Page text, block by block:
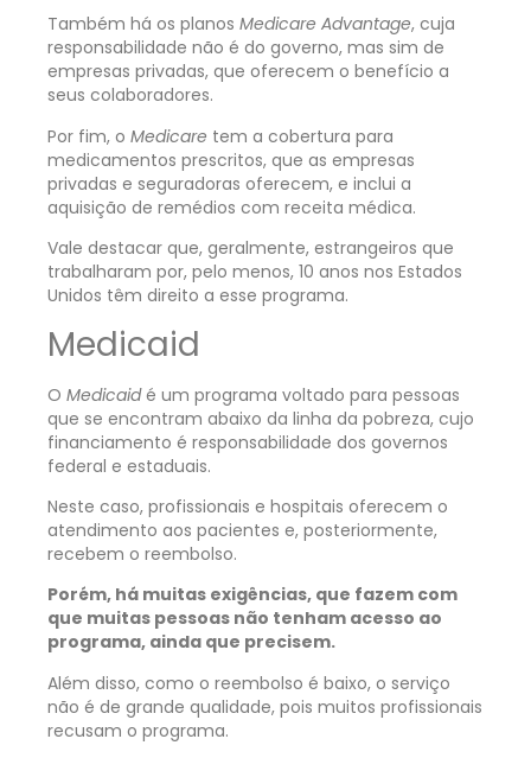
Também há os planos Medicare Advantage, cuja
responsabilidade não é do governo, mas sim de
empresas privadas, que oferecem o benefício a
seus colaboradores.
Por fim, o Medicare tem a cobertura para
medicamentos prescritos, que as empresas
privadas e seguradoras oferecem, e inclui a
aquisição de remédios com receita médica.
Vale destacar que, geralmente, estrangeiros que
trabalharam por, pelo menos, 10 anos nos Estados
Unidos têm direito a esse programa.
Medicaid
O Medicaidé um programa voltado para pessoas
que se encontram abaixo da linha da pobreza, cujo
financiamento é responsabilidade dos governos
federal e estaduais.
Neste caso, profissionais e hospitais oferecem o
atendimento aos pacientes e, posteriormente,
recebem o reembolso.
Porém, há muitas exigências, que fazem com
que muitas pessoas não tenham acesso ao
programa, ainda que precisem.
Além disso, como o reembolso é baixo, o serviço
não é de grande qualidade, pois muitos profissionais
recusam o programa.